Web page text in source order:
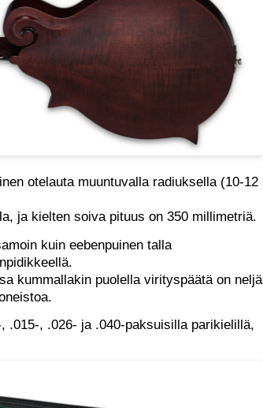
otelauta muuntuvalla radiuksella (10-12
ja kielten soiva pituus on 350 millimetriä.
kuin eebenpuinen talla
kummallakin puolella virityspäätä on neljä
.015-, .026- ja .040-paksuisilla parikielillä,